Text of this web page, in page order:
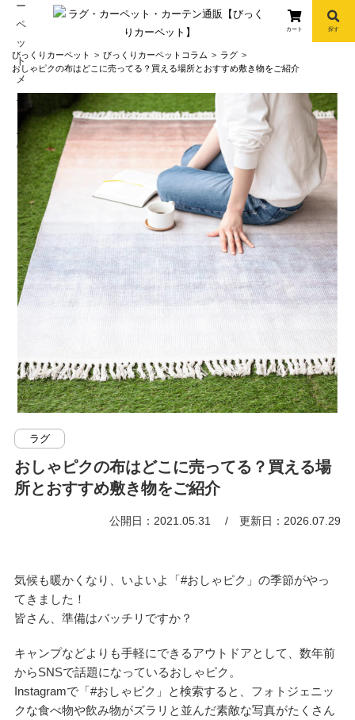
info
カート 探す
びっくりカーペット びっくりカーペットコラム
ラグ
おしゃピクの布はどこに売ってる？買える場所とおすすめ敷き物をご紹介
ラグ
おしゃピクの布はどこに売ってる？買える場
所とおすすめ敷き物をご紹介
公開日：2021.05.31 更新日：2026.07.29
気候も暖かくなり、いよいよ「#おしゃピク」の季節がやっ
てきました！
皆さん、準備はバッチリですか？
キャンプなどよりも手軽にできるアウトドアとして、数年前
からSNSで話題になっているおしゃピク。
Instagramで「#おしゃピク」と検索すると、フォトジェニッ
クな食べ物や飲み物がズラリと並んだ素敵な写真がたくさん